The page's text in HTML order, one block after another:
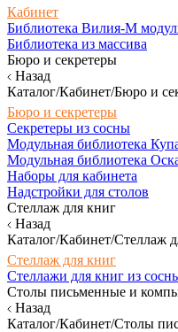
Кабинет
Библиотека Вилия-М
Библиотека из массива
Бюро и секретеры
Назад
Каталог/Кабинет/Бюро и
Бюро и секретеры
Секретеры из сосны
Модульная библиотека
Модульная библиотека
Наборы для кабинета
Надстройки для столов
Стеллаж для книг
Назад
Каталог/Кабинет/Стеллаж
Стеллаж для книг
Стеллажи для книг из
Столы письменные и
Назад
Каталог/Кабинет/Столы